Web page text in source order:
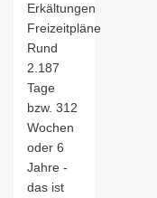
Erkältungen
Freizeitpläne
Rund
2.187
Tage
bzw. 312
Wochen
oder 6
Jahre -
das ist